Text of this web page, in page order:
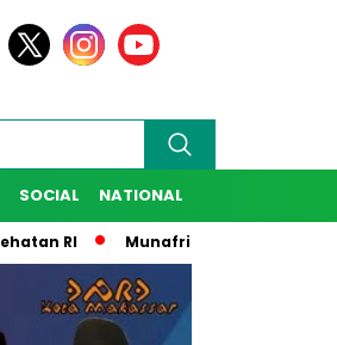
SOCIAL NATIONAL
Munafri Harap IKA SMANSA Beri